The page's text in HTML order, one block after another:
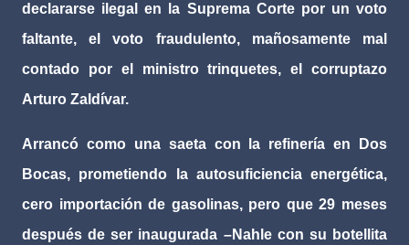
declararse ilegal en la Suprema Corte por un voto
faltante, el voto fraudulento, mañosamente mal
contado por el ministro trinquetes, el corruptazo
Arturo Zaldívar.
Arrancó como una saeta con la refinería en Dos
Bocas, prometiendo la autosuficiencia energética,
cero importación de gasolinas, pero que 29 meses
después de ser inaugurada –Nahle con su botellita